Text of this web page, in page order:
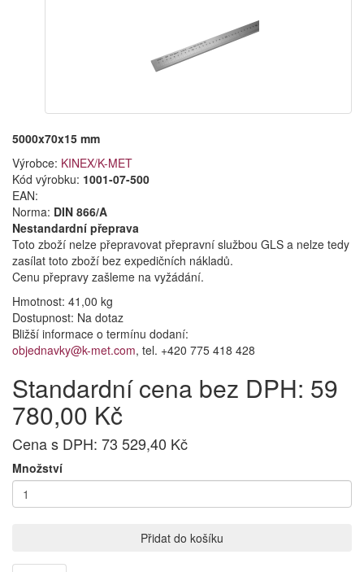
5000x70x15 mm
Výrobce: KINEX/K-MET
Kód výrobku: 1001-07-500
EAN:
Norma: DIN 866/A
Nestandardní přeprava
Toto zboží nelze přepravovat přepravní službou GLS a nelze tedy
zasílat toto zboží bez expedičních nákladů.
Cenu přepravy zašleme na vyžádání.
Hmotnost: 41,00 kg
Dostupnost: Na dotaz
Bližší informace o termínu dodaní:
objednavky@k-met.com, tel. +420 775 418 428
Standardní cena bez DPH: 59
780,00 Kč
Cena s DPH: 73 529,40 Kč
Množství
Přidat do košíku